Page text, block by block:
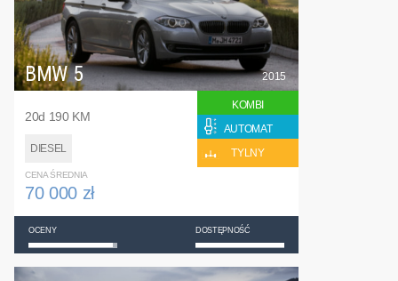
BMW 5
20d 190 KM
DIESEL
2015
KOMBI
AUTOMAT
TYLNY
CENA ŚREDNIA
70 000 zł
OCENY DOSTĘPNOŚĆ